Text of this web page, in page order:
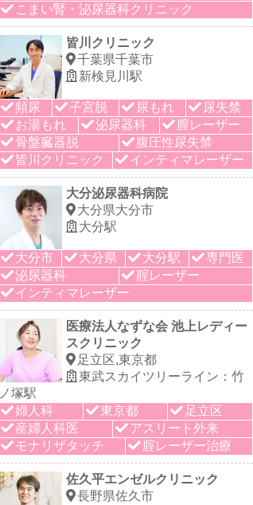
こまい腎・泌尿器科クリニック
皆川クリニック
千葉県千葉市
新検見川駅
頻尿 子宮脱 尿もれ
尿失禁
お湯もれ
泌尿器科
膣レーザー
骨盤臓器脱
腹圧性尿失禁
皆川クリニック
インティマレーザー
大分泌尿器科病院
大分県大分市
大分駅
大分市 大分県 大分駅
専門医
泌尿器科
腟レーザー
インティマレーザー
医療法人なずな会 池上レディー
スクリニック
足立区,東京都
東武スカイツリーライン：竹
ノ塚駅
婦人科
東京都
足立区
産婦人科医
アスリート外来
モナリザタッチ
腟レーザー治療
佐久平エンゼルクリニック
長野県佐久市